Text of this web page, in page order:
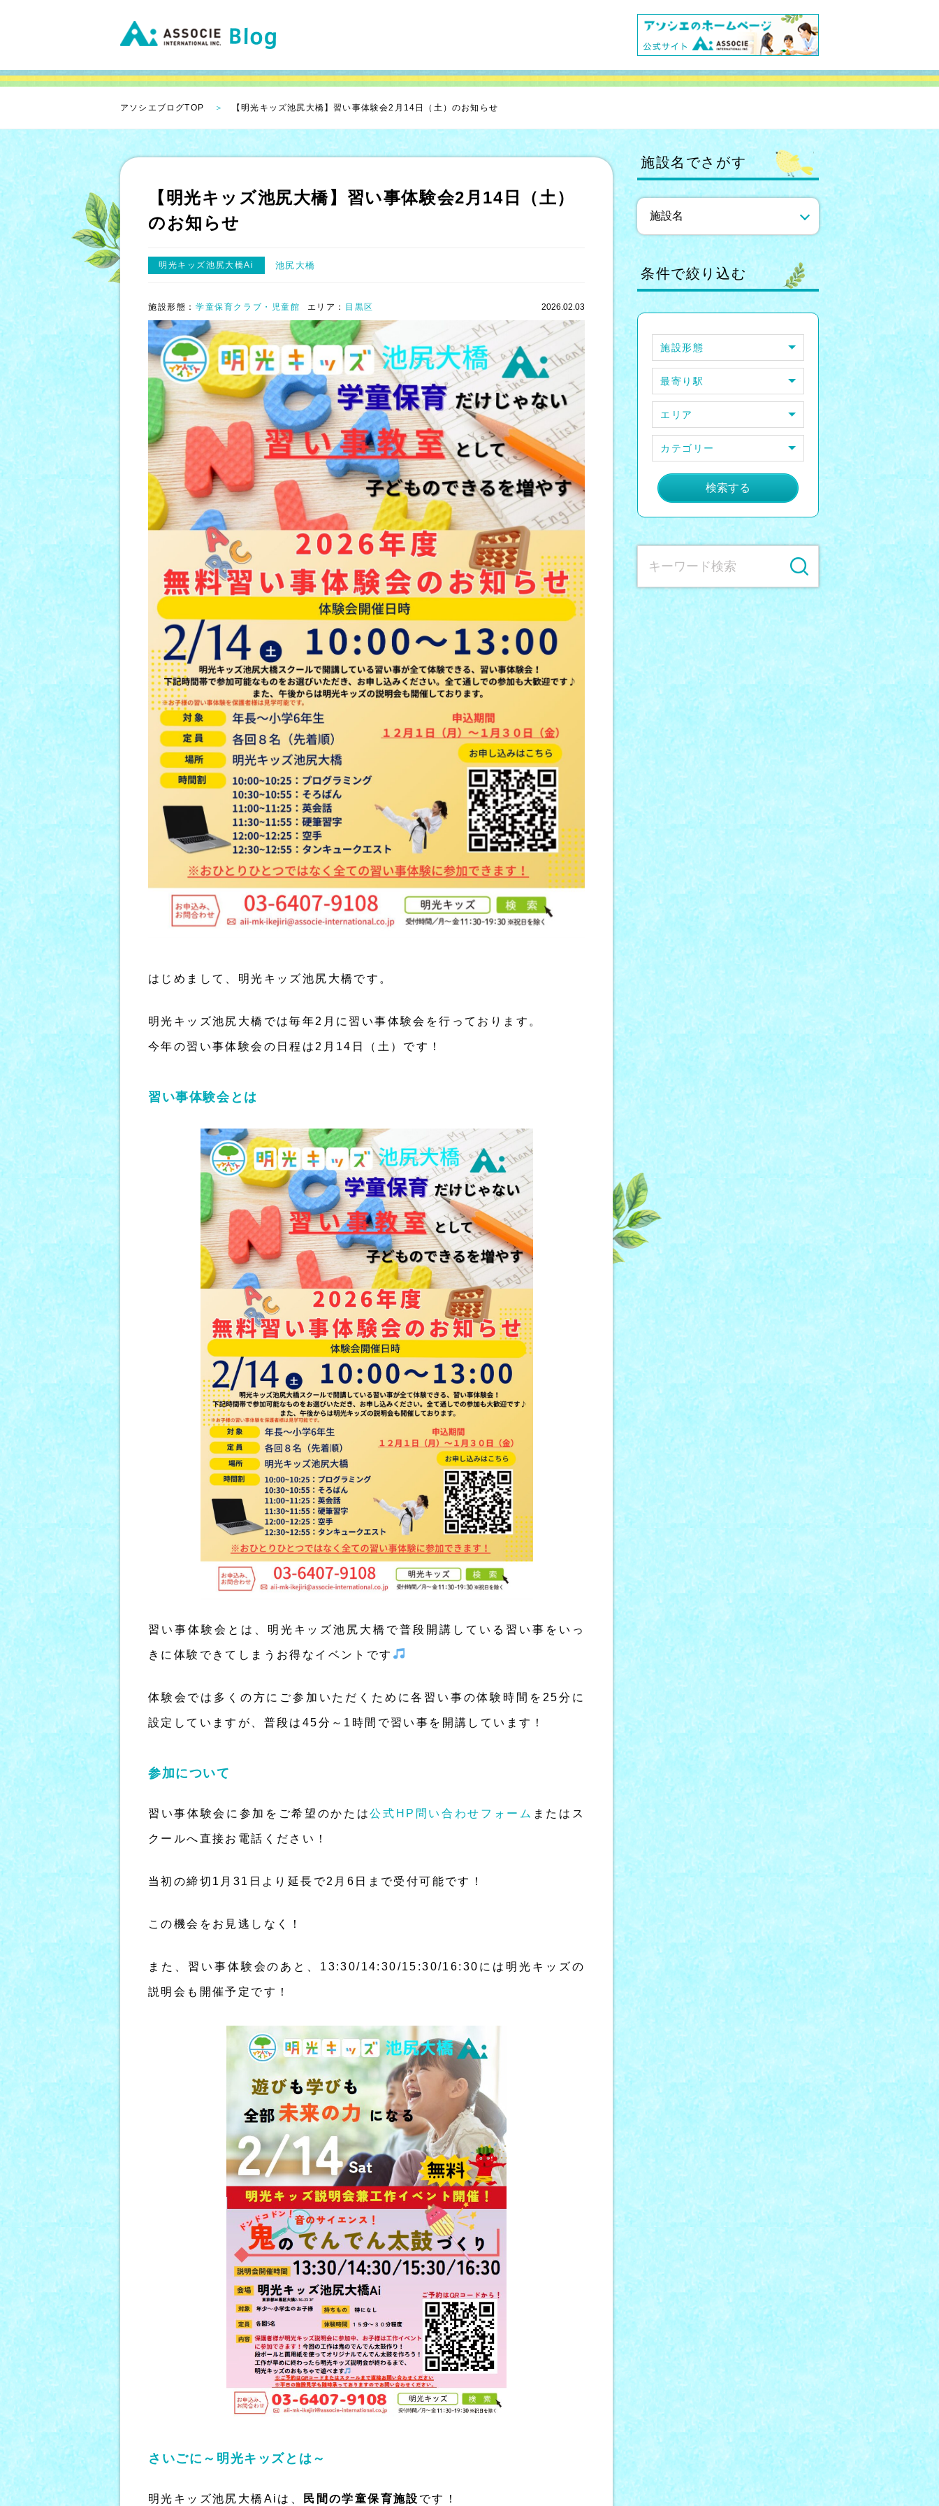
アソシエブログTOP 【明光キッズ池尻大橋】習い事体験会2月14日（土）のお知らせ
【明光キッズ池尻大橋】習い事体験会2月14日（土）
のお知らせ
明光キッズ池尻大橋Ai 池尻大橋
施設形態： 学童保育クラブ・児童館 エリア： 目黒区 2026.02.03
はじめまして、明光キッズ池尻大橋です。
明光キッズ池尻大橋では毎年2月に習い事体験会を行っております。
今年の習い事体験会の日程は2月14日（土）です！
習い事体験会とは
習い事体験会とは、明光キッズ池尻大橋で普段開講している習い事をいっ
きに体験できてしまうお得なイベントです
体験会では多くの方にご参加いただくために各習い事の体験時間を25分に
設定していますが、普段は45分～1時間で習い事を開講しています！
参加について
習い事体験会に参加をご希望のかたは公式HP問い合わせフォーム またはス
クールへ直接お電話ください！
当初の締切1月31日より延長で2月6日まで受付可能です！
この機会をお見逃しなく！
また、習い事体験会のあと、13:30/14:30/15:30/16:30には明光キッズの
説明会も開催予定です！
さいごに～明光キッズとは～
明光キッズ池尻大橋Aiは、 民間の学童保育施設 です！
施設名でさがす
条件で絞り込む
施設形態
最寄り駅
エリア
カテゴリー